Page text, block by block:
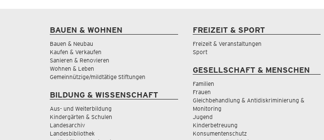
BAUEN & WOHNEN
Bauen & Neubau
Kaufen & Verkaufen
Sanieren & Renovieren
Wohnen & Leben
Gemeinnützige/mildtätige Stiftungen
BILDUNG & WISSENSCHAFT
Aus- und Weiterbildung
Kindergärten & Schulen
Landesarchiv
Landesbibliothek
FREIZEIT & SPORT
Freizeit & Veranstaltungen
Sport
GESELLSCHAFT & MENSCHEN
Familien
Frauen
Gleichbehandlung & Antidiskriminierung &
Monitoring
Jugend
Kinderbetreuung
Konsumentenschutz